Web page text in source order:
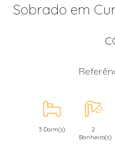
Sobrado em
3 Dorm(s)
2
Banheiro(s)